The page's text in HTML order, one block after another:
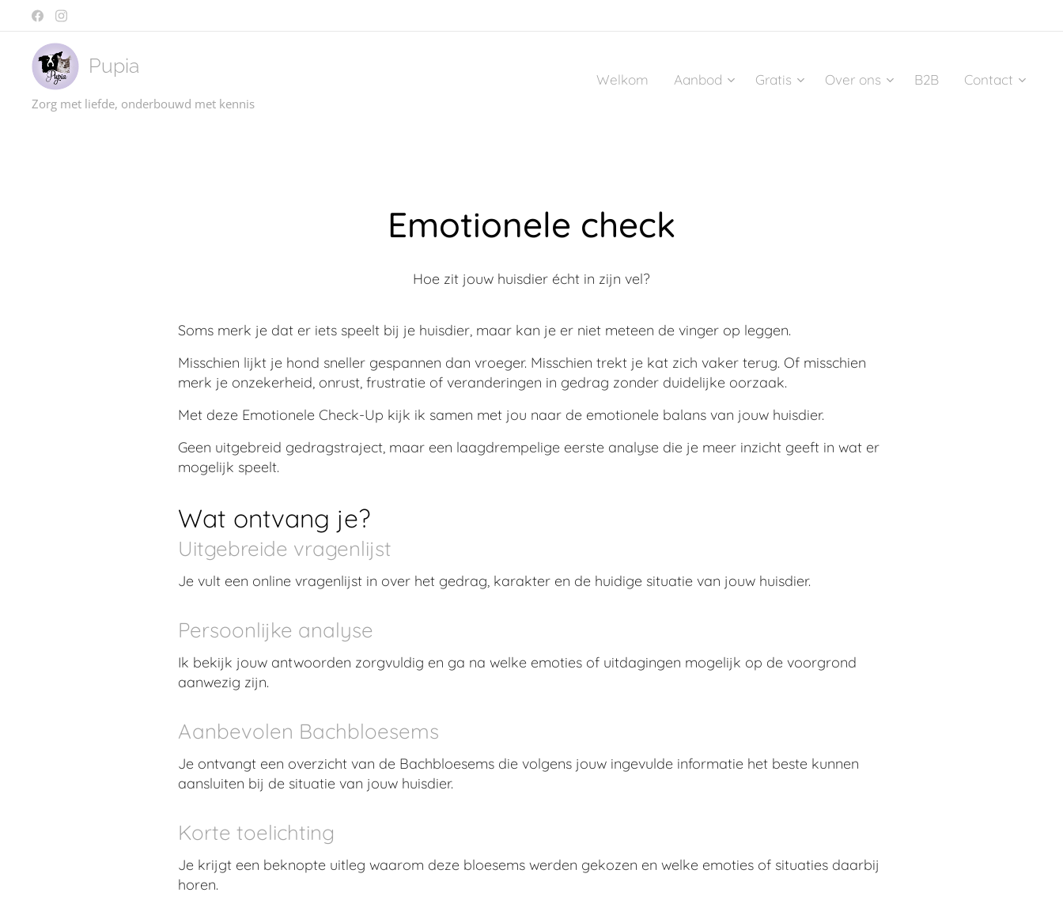
Pupia
Zorg met liefde, onderbouwd met kennis
Welkom Aanbod Gratis Over ons B2B Contact
Emotionele check
Hoe zit jouw huisdier écht in zijn vel?
Soms merk je dat er iets speelt bij je huisdier, maar kan je er niet meteen de vinger op leggen.
Misschien lijkt je hond sneller gespannen dan vroeger. Misschien trekt je kat zich vaker terug. Of misschien
merk je onzekerheid, onrust, frustratie of veranderingen in gedrag zonder duidelijke oorzaak.
Met deze Emotionele Check-Up kijk ik samen met jou naar de emotionele balans van jouw huisdier.
Geen uitgebreid gedragstraject, maar een laagdrempelige eerste analyse die je meer inzicht geeft in wat er
mogelijk speelt.
Wat ontvang je?
Uitgebreide vragenlijst
Je vult een online vragenlijst in over het gedrag, karakter en de huidige situatie van jouw huisdier.
Persoonlijke analyse
Ik bekijk jouw antwoorden zorgvuldig en ga na welke emoties of uitdagingen mogelijk op de voorgrond
aanwezig zijn.
Aanbevolen Bachbloesems
Je ontvangt een overzicht van de Bachbloesems die volgens jouw ingevulde informatie het beste kunnen
aansluiten bij de situatie van jouw huisdier.
Korte toelichting
Je krijgt een beknopte uitleg waarom deze bloesems werden gekozen en welke emoties of situaties daarbij
horen.